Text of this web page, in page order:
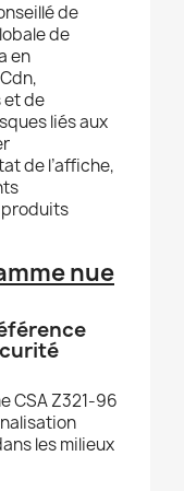
de
de
en
et de
liés aux
de l’affiche,
produits
nue
CSA Z321-96
les milieux